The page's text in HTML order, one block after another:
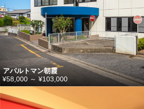
アパルトマン朝霞
¥58,000 ～ ¥103,000